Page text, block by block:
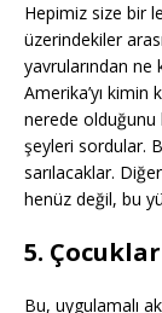
Hepimiz size bir
üzerindekiler
yavrularından
Amerika’yı kimin
nerede olduğunu
şeyleri sordular.
sarılacaklar.
henüz değil, bu
5.
Bu, uygulamalı